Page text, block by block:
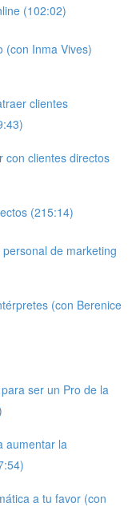
(102:02)
(con Inma Vives)
clientes
con clientes directos
(215:14)
de marketing
(con Berenice
ser un Pro de la
aumentar la
a tu favor (con